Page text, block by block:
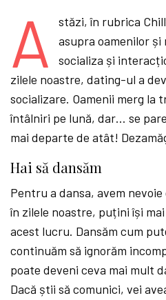
A
stăzi, în rubrica
asupra oamenilor și
socializa și
zilele noastre, dating-ul a
socializare. Oamenii merg la
întâlniri pe lună, dar… se
mai departe de atât!
Hai să dansăm
Pentru a dansa, avem
în zilele noastre, puțini își
acest lucru. Dansăm cum
continuăm să ignorăm
poate deveni ceva mai mult
Dacă știi să comunici, vei